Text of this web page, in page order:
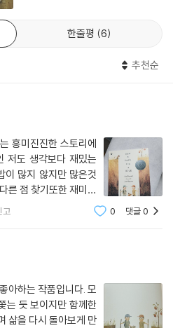
한줄평 6
추천순
흥미진진한 스토리에
저도 생각보다 재밌는
이 많지 않지만 많은것
른 점 찾기또한 재미를
고 0 댓글0
아하는 작품입니다. 모
는 듯 보이지만 함께한
삶을 다시 돌아보게 만